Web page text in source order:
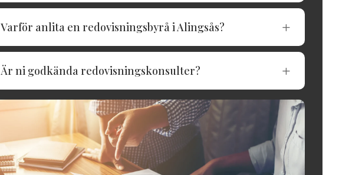
Varför anlita en redovisningsbyrå i Alingsås? L
Är ni godkända redovisningskonsulter? L